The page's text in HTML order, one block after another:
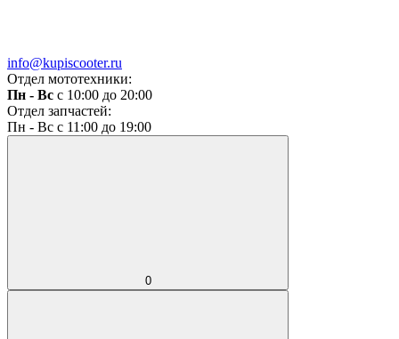
info@kupiscooter.ru
Отдел мототехники:
Пн - Вс с 10:00 до 20:00
Отдел запчастей:
Пн - Вс с 11:00 до 19:00
0